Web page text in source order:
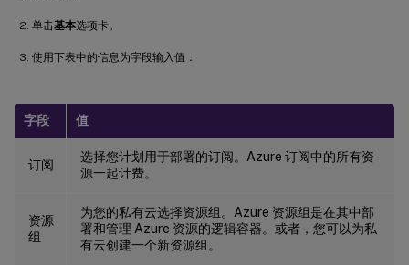
单击基本选项卡。
使用下表中的信息为字段输入值：
字段 值
订阅
选择您计划用于部署的订阅。Azure 订阅中的所有资
源一起计费。
资源
组
为您的私有云选择资源组。Azure 资源组是在其中部
署和管理 Azure 资源的逻辑容器。或者，您可以为私
有云创建一个新资源组。